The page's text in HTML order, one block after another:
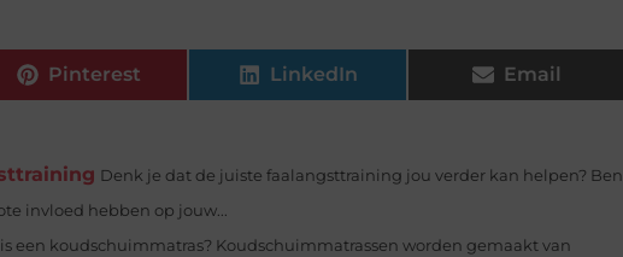
Pinterest LinkedIn Email
Denk je dat de juiste faalangsttraining jou verder kan helpen? Ben
invloed hebben op jouw...
een koudschuimmatras? Koudschuimmatrassen worden gemaakt van